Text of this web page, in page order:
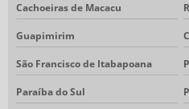
Cachoeiras de Macacu
Guapimirim
São Francisco de Itabapoana
Paraíba do Sul